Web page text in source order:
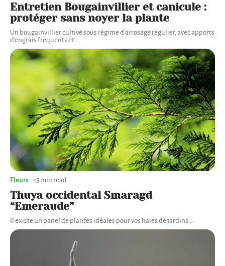
Entretien Bougainvillier et canicule :
protéger sans noyer la plante
Un bougainvillier cultivé sous régime d'arrosage régulier, avec apports
d'engrais fréquents et
Thuya occidental Smaragd
“Emeraude”
Il existe un panel de plantes idéales pour vos haies de jardins.…
Fleurs 5 min read